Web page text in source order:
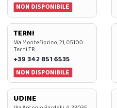
NON DISPONIBILE
TERNI
Via Montefiorino, 21, 05100
Terni TR
+39 342 851 6535
NON DISPONIBILE
UDINE